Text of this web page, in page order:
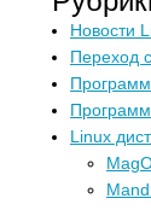
Новости
Переход
Linux